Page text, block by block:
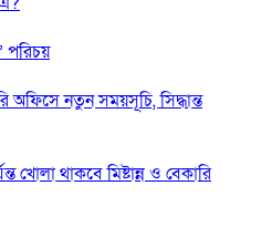
পরিচয়
অফিসে নতুন সময়সূচি, সিদ্ধান্ত
খোলা থাকবে মিষ্টান্ন ও বেকারি